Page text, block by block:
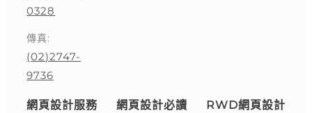
0328
傳真:
(02)2747-
9736
網頁設計服務 網頁設計必讀 RWD網頁設計